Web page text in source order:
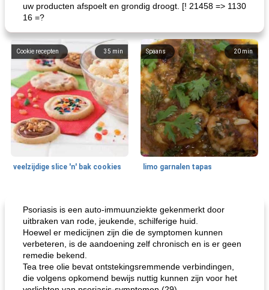
uw producten afspoelt en grondig droogt. [! 21458 => 1130
16 =?
35 min
Cookie recepten
veelzijdige slice 'n' bak cookies
20 min
Spaans
limo garnalen tapas
Psoriasis is een auto-immuunziekte gekenmerkt door
uitbraken van rode, jeukende, schilferige huid.
Hoewel er medicijnen zijn die de symptomen kunnen
verbeteren, is de aandoening zelf chronisch en is er geen
remedie bekend.
Tea tree olie bevat ontstekingsremmende verbindingen,
die volgens opkomend bewijs nuttig kunnen zijn voor het